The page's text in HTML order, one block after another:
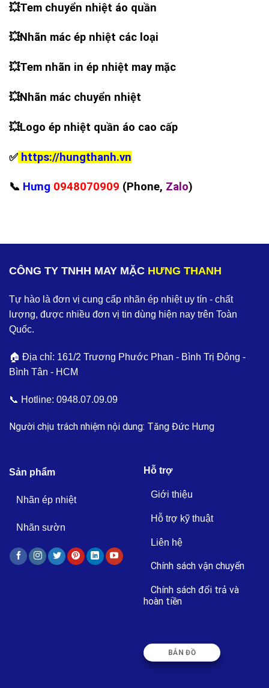
💥Tem chuyển nhiệt áo quần
💥Nhãn mác ép nhiệt các loại
💥Tem nhãn in ép nhiệt may mặc
💥Nhãn mác chuyển nhiệt
💥Logo ép nhiệt quần áo cao cấp
✅ https://hungthanh.vn
📞 Hưng 0948070909 (Phone, Zalo)
CÔNG TY TNHH MAY MẶC HƯNG THANH
Tự hào là đơn vị cung cấp nhãn ép nhiệt uy tín - chất
lượng, được nhiều đơn vị tin dùng hiện nay trên Toàn
Quốc.
🏠 Địa chỉ: 161/2 Trương Phước Phan - Bình Trị Đông -
Bình Tân - HCM
📞 Hotline: 0948.07.09.09
Người chịu trách nhiệm nội dung: Tăng Đức Hưng
Sản phẩm
Nhãn ép nhiệt
Nhãn sườn
Hỗ trợ
Giới thiệu
Hỗ trợ kỹ thuật
Liên hệ
Chính sách vận chuyển
Chính sách đổi trả và
hoàn tiền
BẢN ĐỒ